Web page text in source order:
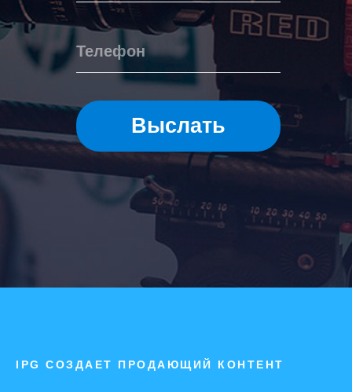
Выслать
IPG СОЗДАЕТ ПРОДАЮЩИЙ КОНТЕНТ